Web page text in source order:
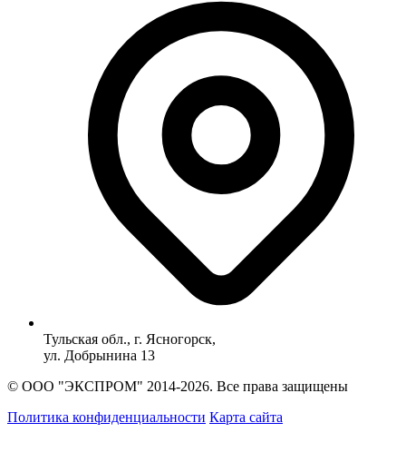
Тульская обл., г. Ясногорск,
ул. Добрынина 13
© ООО "ЭКСПРОМ" 2014-2026. Все права защищены
Политика конфиденциальности Карта сайта